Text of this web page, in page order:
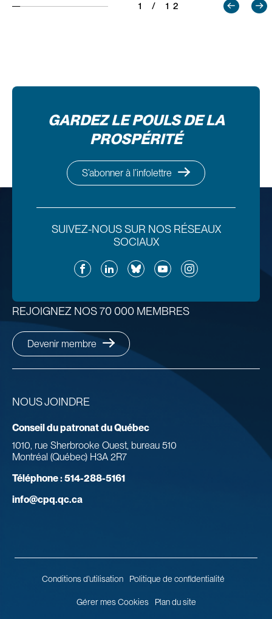
1 / 12
GARDEZ LE POULS DE LA
PROSPÉRITÉ
S’abonner à l’infolettre
SUIVEZ-NOUS SUR NOS RÉSEAUX
SOCIAUX
FacebookLinkedInBlueskyYouTubeInstagram
NOUS JOINDRE
Conseil du patronat du Québec
1010, rue Sherbrooke Ouest, bureau 510
Montréal (Québec) H3A 2R7
Téléphone :514-288-5161
info@cpq.qc.ca
REJOIGNEZ NOS 70 000 MEMBRES
Devenir membre
Conditions d’utilisation Politique de confidentialité
Gérer mes Cookies Plan du site